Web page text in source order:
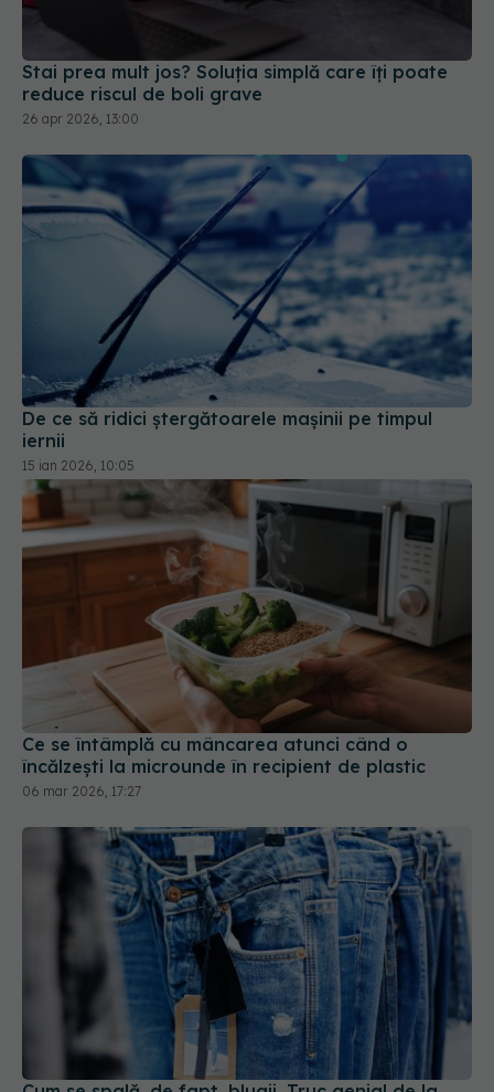
reduce riscul de boli grave
26 apr 2026, 13:00
De ce să ridici ștergătoarele mașinii pe timpul
15 ian 2026, 10:05
Ce se întâmplă cu mâncarea atunci când o
încălzești la microunde în recipient de plastic
06 mar 2026, 17:27
Cum se spală, de fapt, blugii. Truc genial de la
Adina Buzatu
05 sep 2025, 19:38